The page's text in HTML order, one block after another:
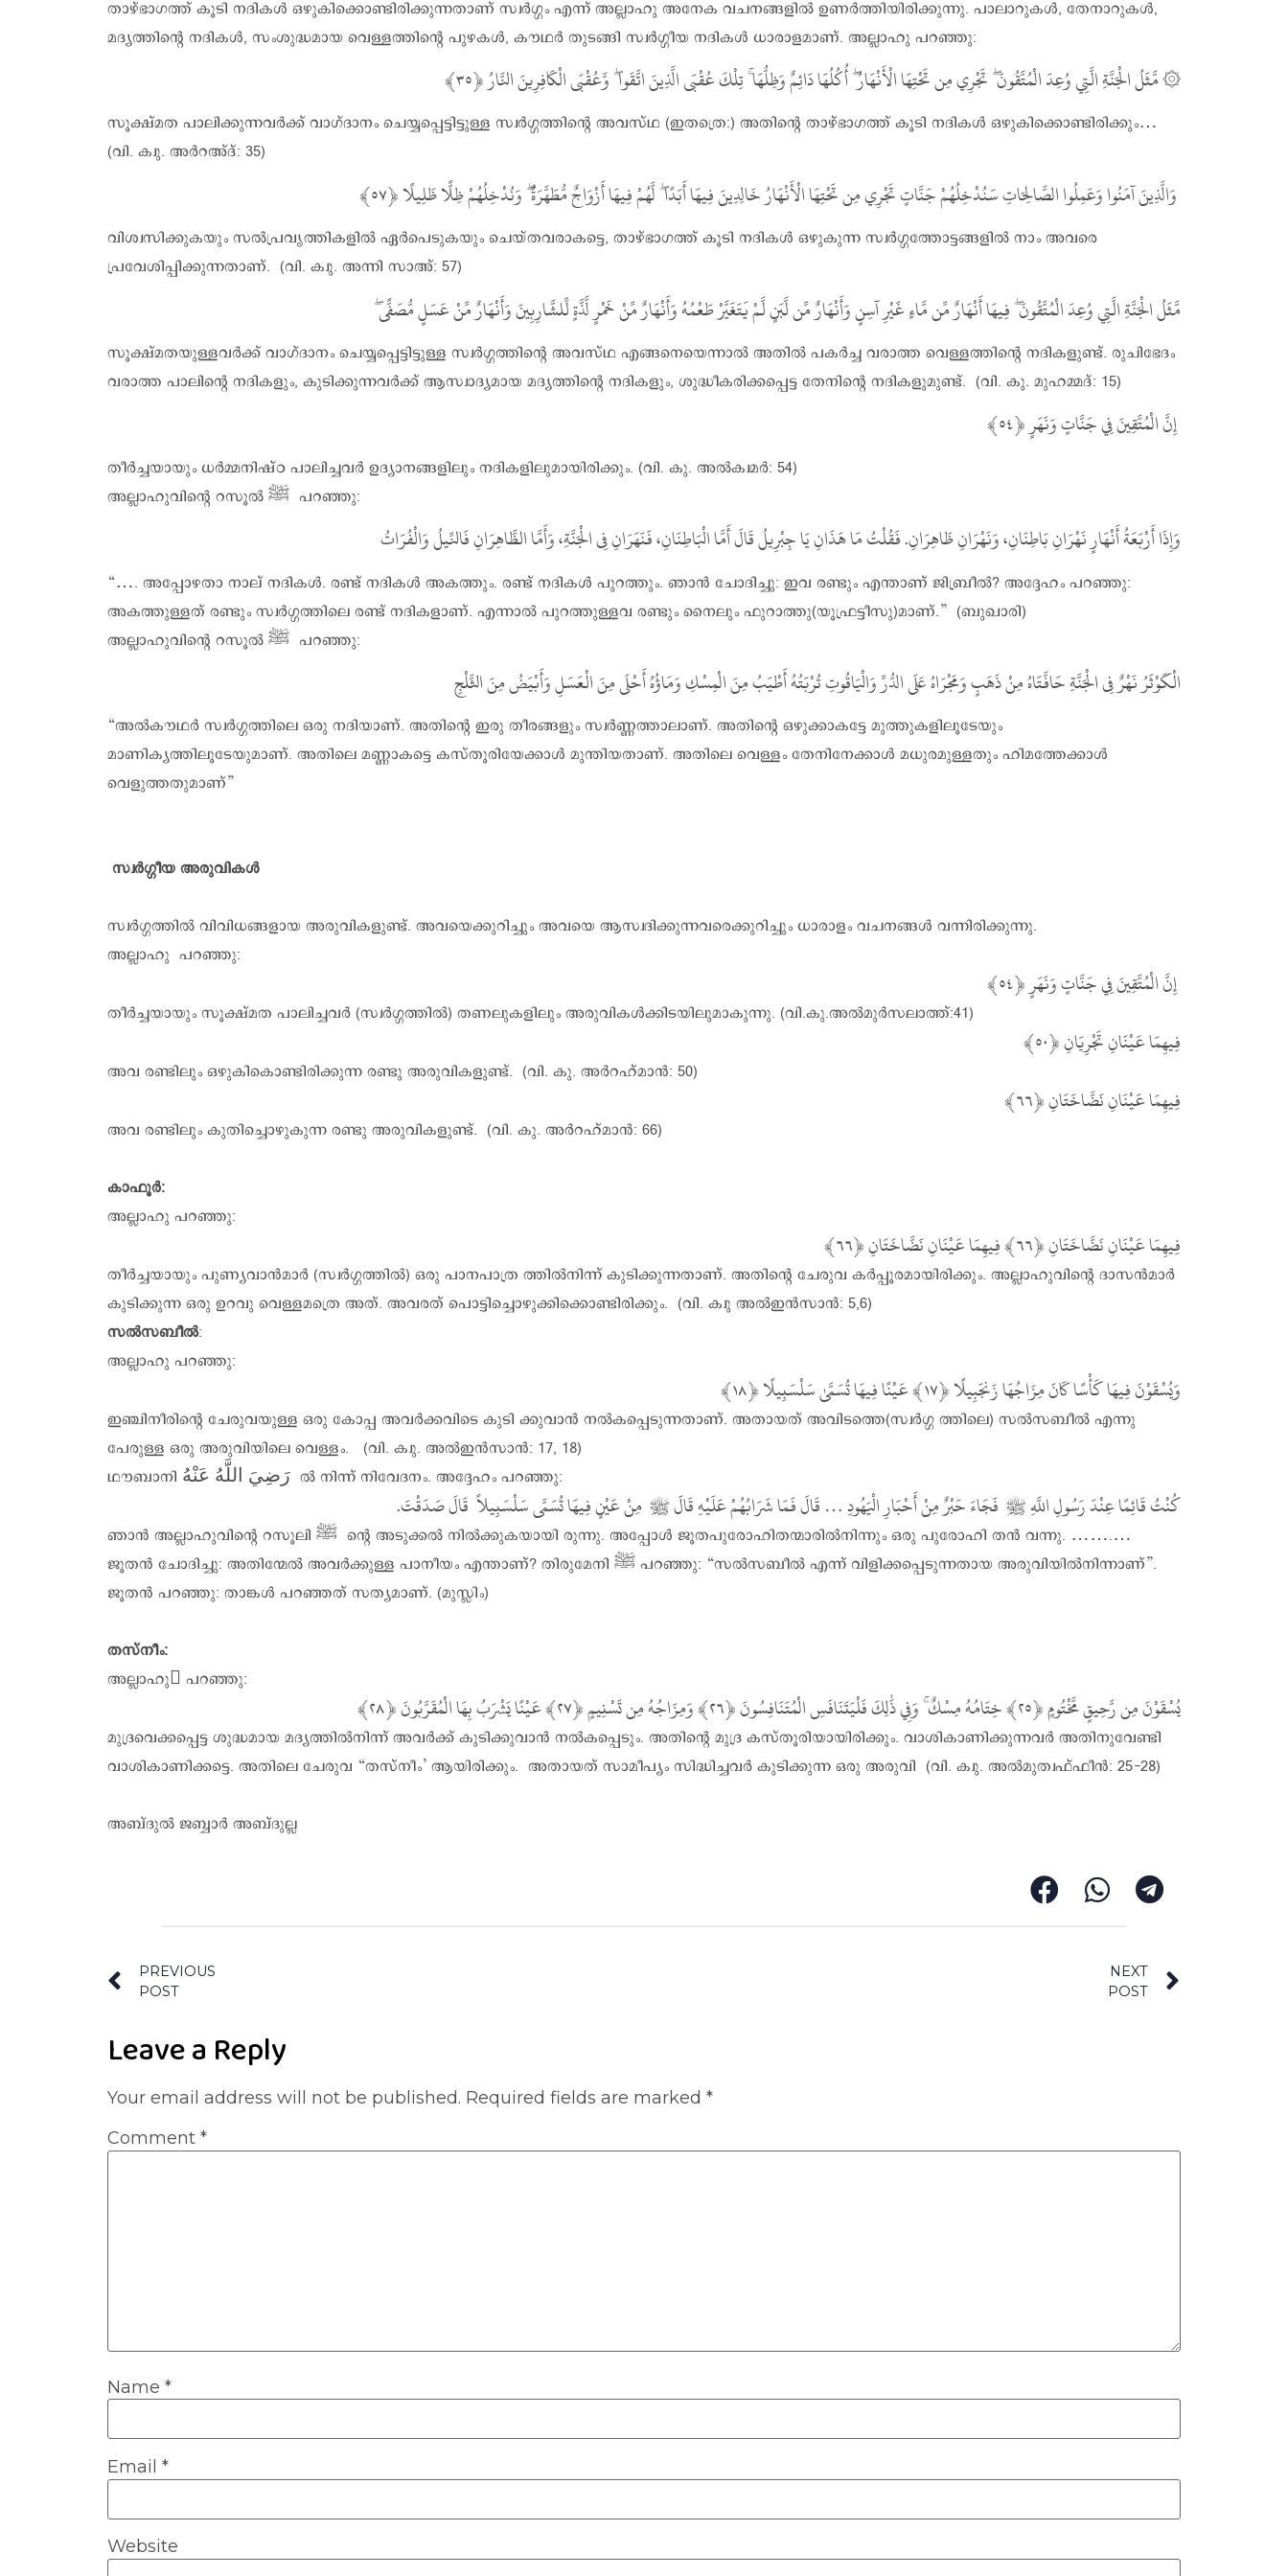
താഴ്ഭാഗത്ത് കൂടി നദികൾ ഒഴുകിക്കൊണ്ടിരിക്കുന്നതാണ് സ്വർഗ്ഗം എന്ന് അല്ലാഹു അനേക വചനങ്ങളിൽ ഉണർത്തിയിരിക്കുന്നു. പാലാറുകൾ, തേനാറുകൾ,
മദ്യത്തിന്റെ നദികൾ, സംശുദ്ധമായ വെള്ളത്തിന്റെ പുഴകൾ, കൗഥർ തുടങ്ങി സ്വർഗ്ഗീയ നദികൾ ധാരാളമാണ്. അല്ലാഹു പറഞ്ഞു:
۞مَّثَلُ الْجَنَّةِ الَّتِي وُعِدَ الْمُتَّقُونَۖتَجْرِي مِن تَحْتِهَا الْأَنْهَارُۖأُكُلُهَا دَائِمٌ وَظِلُّهَاۚتِلْكَ عُقْبَى الَّذِينَ اتَّقَواۖوَّعُقْبَى الْكَافِرِينَ النَّارُ
സൂക്ഷ്മത പാലിക്കുന്നവർക്ക് വാഗ്ദാനം ചെയ്യപ്പെട്ടിട്ടുള്ള സ്വർഗ്ഗത്തിന്റെ അവസ്ഥ (ഇതത്രെ:) അതിന്റെ താഴ്ഭാഗത്ത് കൂടി നദികൾ ഒഴുകിക്കൊണ്ടിരിക്കും…
(വി. ക്വു. അർറഅ്ദ്: 35)
وَالَّذِينَ آمَنُوا وَعَمِلُوا الصَّالِحَاتِ سَنُدْخِلُهُمْ جَنَّاتٍ تَجْرِي مِن تَحْتِهَا الْأَنْهَارُ خَالِدِينَ فِيهَا أَبَدًاۖلَّهُمْ فِيهَا أَزْوَاجٌ مُّطَهَّرَةٌۖوَنُدْخِلُهُمْ ظِلًّا ظَلِيلًا
വിശ്വസിക്കുകയും സൽപ്രവൃത്തികളിൽ ഏർപെടുകയും ചെയ്തവരാകട്ടെ, താഴ്ഭാഗത്ത് കൂടി നദികൾ ഒഴുകുന്ന സ്വർഗ്ഗത്തോട്ടങ്ങളിൽ നാം അവരെ
പ്രവേശിപ്പിക്കുന്നതാണ്. (വി. ക്വു. അന്നി സാഅ്: 57)
مَّثَلُ الْجَنَّةِ الَّتِي وُعِدَ الْمُتَّقُونَ ۖ فِيهَا أَنْهَارٌ مِّن مَّاءٍ غَيْرِ آسِنٍ وَأَنْهَارٌ مِّن لَّبَنٍ لَّمْ يَتَغَيَّرْ طَعْمُهُ وَأَنْهَارٌ مِّنْ خَمْرٍ لَّذَّةٍ لِّلشَّارِبِينَ وَأَنْهَارٌ مِّنْ عَسَلٍ مُّصَفًّى ۖ
സൂക്ഷ്മതയുള്ളവർക്ക് വാഗ്ദാനം ചെയ്യപ്പെട്ടിട്ടുള്ള സ്വർഗ്ഗത്തിന്റെ അവസ്ഥ എങ്ങനെയെന്നാൽ അതിൽ പകർച്ച വരാത്ത വെള്ളത്തിന്റെ നദികളുണ്ട്. രുചിഭേദം
വരാത്ത പാലിന്റെ നദികളും, കുടിക്കുന്നവർക്ക് ആസ്വാദ്യമായ മദ്യത്തിന്റെ നദികളും, ശുദ്ധീകരിക്കപ്പെട്ട തേനിന്റെ നദികളുമുണ്ട്. (വി. കു. മുഹമ്മദ്: 15)
إِنَّ الْمُتَّقِينَ فِي جَنَّاتٍ وَنَهَرٍ
തീർച്ചയായും ധർമ്മനിഷ്ഠ പാലിച്ചവർ ഉദ്യാനങ്ങളിലും നദികളിലുമായിരിക്കും. (വി. കു. അൽക്വമർ: 54)
അല്ലാഹുവിന്റെ റസൂൽ ‎ﷺ പറഞ്ഞു:
وَإِذَا أَرْبَعَةُ أَنْهَارٍ نَهْرَانِ بَاطِنَانِ، وَنَهْرَانِ ظَاهِرَانِ. فَقُلْتُ مَا هَذَانِ يَا جِبْرِيلُ قَالَ أَمَّا الْبَاطِنَانِ، فَنَهَرَانِ فِى الْجَنَّةِ، وَأَمَّا الظَّاهِرَانِ فَالنِّيلُ وَالْفُرَاتُ
“…. അപ്പോഴതാ നാല് നദികൾ. രണ്ട് നദികൾ അകത്തും. രണ്ട് നദികൾ പുറത്തും. ഞാൻ ചോദിച്ചു: ഇവ രണ്ടും എന്താണ് ജിബ്രീൽ? അദ്ദേഹം പറഞ്ഞു:
അകത്തുള്ളത് രണ്ടും സ്വർഗ്ഗത്തിലെ രണ്ട് നദികളാണ്. എന്നാൽ പുറത്തുള്ളവ രണ്ടും നൈലും ഫുറാത്തു(യൂഫ്രട്ടീസു)മാണ്.” (ബുഖാരി)
അല്ലാഹുവിന്റെ റസൂൽ ‎ﷺ പറഞ്ഞു:
الْكَوْثَرُ نَهْرٌ فِى الْجَنَّةِ حَافَّتَاهُ مِنْ ذَهَبٍ وَمَجْرَاهُ عَلَى الدُّرِّ وَالْيَاقُوتِ تُرْبَتُهُ أَطْيَبُ مِنَ الْمِسْكِ وَمَاؤُهُ أَحْلَى مِنَ الْعَسَلِ وَأَبْيَضُ مِنَ الثَّلْجِ
“അൽകൗഥർ സ്വർഗ്ഗത്തിലെ ഒരു നദിയാണ്. അതിന്റെ ഇരു തീരങ്ങളും സ്വർണ്ണത്താലാണ്. അതിന്റെ ഒഴുക്കാകട്ടേ മുത്തുകളിലൂടേയും
മാണിക്യത്തിലൂടേയുമാണ്. അതിലെ മണ്ണാകട്ടെ കസ്തൂരിയേക്കാൾ മുന്തിയതാണ്. അതിലെ വെള്ളം തേനിനേക്കാൾ മധുരമുള്ളതും ഹിമത്തേക്കാൾ
വെളുത്തതുമാണ്”
സ്വർഗ്ഗീയ അരുവികൾ
സ്വർഗ്ഗത്തിൽ വിവിധങ്ങളായ അരുവികളുണ്ട്. അവയെക്കുറിച്ചും അവയെ ആസ്വദിക്കുന്നവരെക്കുറിച്ചും ധാരാളം വചനങ്ങൾ വന്നിരിക്കുന്നു.
അല്ലാഹു പറഞ്ഞു:
إِنَّ الْمُتَّقِينَ فِي جَنَّاتٍ وَنَهَرٍ
തീർച്ചയായും സൂക്ഷ്മത പാലിച്ചവർ (സ്വർഗ്ഗത്തിൽ) തണലുകളിലും അരുവികൾക്കിടയിലുമാകുന്നു. (വി.കു.അൽമുർസലാത്ത്:41)
فِيهِمَا عَيْنَانِ تَجْرِيَانِ
അവ രണ്ടിലും ഒഴുകികൊണ്ടിരിക്കുന്ന രണ്ടു അരുവികളുണ്ട്. (വി. കു. അർറഹ്മാൻ: 50)
فِيهِمَا عَيْنَانِ نَضَّاخَتَانِ
അവ രണ്ടിലും കുതിച്ചൊഴുകുന്ന രണ്ടു അരുവികളുണ്ട്. (വി. കു. അർറഹ്മാൻ: 66)
കാഫൂർ:
അല്ലാഹു പറഞ്ഞു:
فِيهِمَا عَيْنَانِ نَضَّاخَتَانِ
തീർച്ചയായും പുണ്യവാൻമാർ (സ്വർഗ്ഗത്തിൽ) ഒരു പാനപാത്ര ത്തിൽനിന്ന് കുടിക്കുന്നതാണ്. അതിന്റെ ചേരുവ കർപ്പൂരമായിരിക്കും. അല്ലാഹുവിന്റെ ദാസൻമാർ
കുടിക്കുന്ന ഒരു ഉറവു വെള്ളമത്രെ അത്. അവരത് പൊട്ടിച്ചൊഴുക്കിക്കൊണ്ടിരിക്കും. (വി. ക്വു അൽഇൻസാൻ: 5,6)
സൽസബീൽ:
അല്ലാഹു പറഞ്ഞു:
وَيُسْقَوْنَ فِيهَا كَأْسًا كَانَ مِزَاجُهَا زَنجَبِيلًا عَيْنًا فِيهَا تُسَمَّىٰ سَلْسَبِيلًا ‎﴿١٨﴾‏
ഇഞ്ചിനീരിന്റെ ചേരുവയുള്ള ഒരു കോപ്പ അവർക്കവിടെ കുടി ക്കുവാൻ നൽകപ്പെടുന്നതാണ്. അതായത് അവിടത്തെ(സ്വർഗ്ഗ ത്തിലെ) സൽസബീൽ എന്നു
പേരുള്ള ഒരു അരുവിയിലെ വെള്ളം. (വി. ക്വു. അൽഇൻസാൻ: 17, 18)
ഥൗബാനി رَضِيَ اللَّهُ عَنْهُ ൽ നിന്ന് നിവേദനം. അദ്ദേഹം പറഞ്ഞു:
كُنْتُ قَائِمًا عِنْدَ رَسُولِ اللَّهِ ‎ﷺ فَجَاءَ حَبْرٌ مِنْ أَحْبَارِ الْيَهُودِ … قَالَ فَمَا شَرَابُهُمْ عَلَيْهِ قَالَ ‎ﷺ مِنْ عَيْنٍ فِيهَا تُسَمَّى سَلْسَبِيلاً قَالَ صَدَقْتَ.
ഞാൻ അല്ലാഹുവിന്റെ റസൂലി ‎ﷺ ന്റെ അടുക്കൽ നിൽക്കുകയായി രുന്നു. അപ്പോൾ ജൂതപുരോഹിതന്മാരിൽനിന്നും ഒരു പുരോഹി തൻ വന്നു. …….…
ജൂതൻ ചോദിച്ചു: അതിന്മേൽ അവർക്കുള്ള പാനീയം എന്താണ്? തിരുമേനി ‎ﷺ പറഞ്ഞു: “സൽസബീൽ എന്ന് വിളിക്കപ്പെടുന്നതായ അരുവിയിൽനിന്നാണ്”.
ജൂതൻ പറഞ്ഞു: താങ്കൾ പറഞ്ഞത് സത്യമാണ്. (മുസ്ലിം)
തസ്നീം:
അല്ലാഹു പറഞ്ഞു:
يُسْقَوْنَ مِن رَّحِيقٍ مَّخْتُومٍ خِتَامُهُ مِسْكٌۚوَفِي ذَٰلِكَ فَلْيَتَنَافَسِ الْمُتَنَافِسُونَ وَمِزَاجُهُ مِن تَسْنِيمٍ عَيْنًا يَشْرَبُ بِهَا الْمُقَرَّبُونَ
മുദ്രവെക്കപ്പെട്ട ശുദ്ധമായ മദ്യത്തിൽനിന്ന് അവർക്ക് കുടിക്കുവാൻ നൽകപ്പെടും. അതിന്റെ മുദ്ര കസ്തൂരിയായിരിക്കും. വാശികാണിക്കുന്നവർ അതിനുവേണ്ടി
വാശികാണിക്കട്ടെ. അതിലെ ചേരുവ “തസ്നീം’ ആയിരിക്കും. അതായത് സാമീപ്യം സിദ്ധിച്ചവർ കുടിക്കുന്ന ഒരു അരുവി (വി. ക്വു. അൽമുത്വഫ്ഫീൻ: 25-28)
അബ്ദുൽ ജബ്ബാർ അബ്ദുല്ല
PREVIOUS
POST
NEXT
POST
Leave a Reply
Your email address will not be published. Required fields are marked *
Comment *
Name *
Email *
Website